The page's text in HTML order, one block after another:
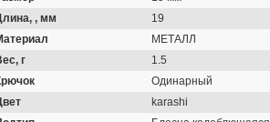
, мм
19
МЕТАЛЛ
г
1.5
Одинарный
karashi